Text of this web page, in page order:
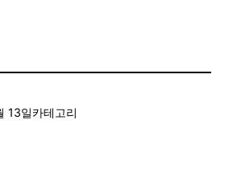
13일카테고리